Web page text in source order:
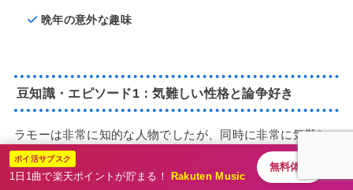
晩年の意外な趣味
豆知識・エピソード1：気難しい性格と論争好き
ラモーは非常に知的な人物でしたが、同時に非常に気難し
い性格であったと言われています。自分の音楽理論や考え
方に対して強い信念を持っており、それを巡ってしばしば
ポイ活サブスク
1日1曲で楽天ポイントが貯まる！ Rakuten Music
無料体験